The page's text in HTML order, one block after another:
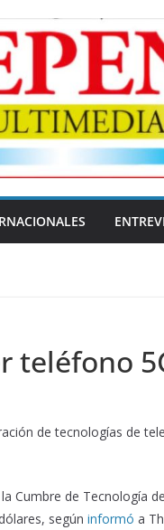
teléfono
de tecnologías de
Cumbre de Tecnología de
según informó a